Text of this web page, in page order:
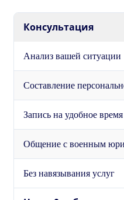
Консультация
Анализ вашей ситуации
Составление
Запись на удобное время
Общение с военным
Без навязывания услуг